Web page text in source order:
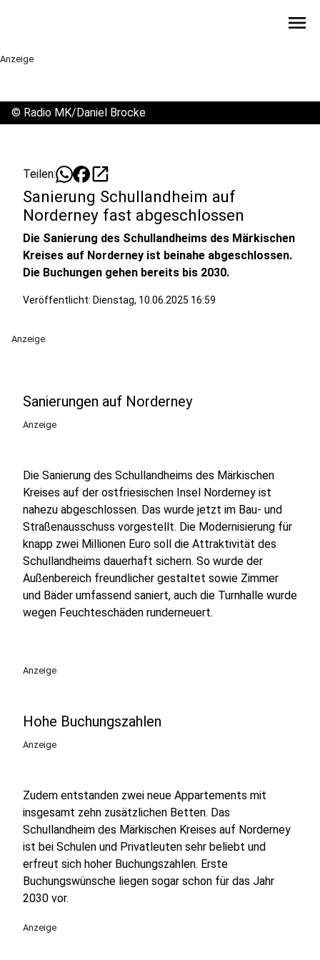
menu
Anzeige
© Radio MK/Daniel Brocke
Teilen: open_in_new
Sanierung Schullandheim auf
Norderney fast abgeschlossen
Die Sanierung des Schullandheims des Märkischen
Kreises auf Norderney ist beinahe abgeschlossen.
Die Buchungen gehen bereits bis 2030.
Veröffentlicht: Dienstag, 10.06.2025 16:59
Anzeige
Sanierungen auf Norderney
Anzeige
Die Sanierung des Schullandheims des Märkischen
Kreises auf der ostfriesischen Insel Norderney ist
nahezu abgeschlossen. Das wurde jetzt im Bau- und
Straßenausschuss vorgestellt. Die Modernisierung für
knapp zwei Millionen Euro soll die Attraktivität des
Schullandheims dauerhaft sichern. So wurde der
Außenbereich freundlicher gestaltet sowie Zimmer
und Bäder umfassend saniert, auch die Turnhalle wurde
wegen Feuchteschäden runderneuert.
Anzeige
Hohe Buchungszahlen
Anzeige
Zudem entstanden zwei neue Appartements mit
insgesamt zehn zusätzlichen Betten. Das
Schullandheim des Märkischen Kreises auf Norderney
ist bei Schulen und Privatleuten sehr beliebt und
erfreut sich hoher Buchungszahlen. Erste
Buchungswünsche liegen sogar schon für das Jahr
2030 vor.
Anzeige